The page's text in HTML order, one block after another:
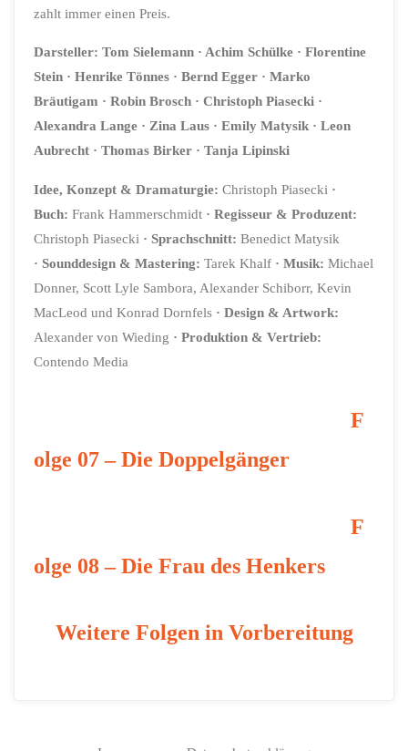
zahlt immer einen Preis.
Darsteller: Tom Sielemann · Achim Schülke · Florentine
Stein · Henrike Tönnes · Bernd Egger · Marko
Bräutigam · Robin Brosch · Christoph Piasecki ·
Alexandra Lange · Zina Laus · Emily Matysik · Leon
Aubrecht · Thomas Birker · Tanja Lipinski
Idee, Konzept & Dramaturgie: Christoph Piasecki ·
Buch: Frank Hammerschmidt · Regisseur & Produzent:
Christoph Piasecki · Sprachschnitt: Benedict Matysik
· Sounddesign & Mastering: Tarek Khalf · Musik: Michael
Donner, Scott Lyle Sambora, Alexander Schiborr, Kevin
MacLeod und Konrad Dornfels · Design & Artwork:
Alexander von Wieding · Produktion & Vertrieb:
Contendo Media
F
olge 07 – Die Doppelgänger
F
olge 08 – Die Frau des Henkers
Weitere Folgen in Vorbereitung